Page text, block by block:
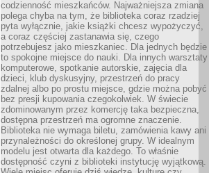
codzienność mieszkańców. Najważniejsza zmiana
polega chyba na tym, że biblioteka coraz rzadziej
pyta wyłącznie, jakie książki chcesz wypożyczyć,
a coraz częściej zastanawia się, czego
potrzebujesz jako mieszkaniec. Dla jednych będzie
to spokojne miejsce do nauki. Dla innych warsztaty
komputerowe, spotkanie autorskie, zajęcia dla
dzieci, klub dyskusyjny, przestrzeń do pracy
zdalnej albo po prostu miejsce, gdzie można pobyć
bez presji kupowania czegokolwiek. W świecie
zdominowanym przez komercję taka bezpieczna,
dostępna przestrzeń ma ogromne znaczenie.
Biblioteka nie wymaga biletu, zamówienia kawy ani
przynależności do określonej grupy. W idealnym
modelu jest otwarta dla każdego. To właśnie
dostępność czyni z biblioteki instytucję wyjątkową.